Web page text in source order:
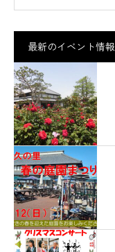
最新のイベント情報